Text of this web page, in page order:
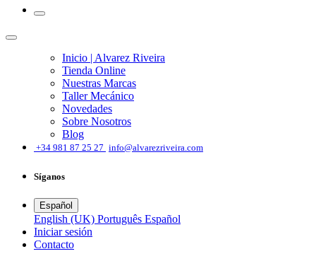
Inicio | Alvarez Riveira
Tienda Online
Nuestras Marcas
Taller Mecánico
Novedades
Sobre Nosotros
Blog
+34 981 87 25 27 info@alvarezriveira.com
Síganos
Español
English (UK) Português Español
Iniciar sesión
​Contacto